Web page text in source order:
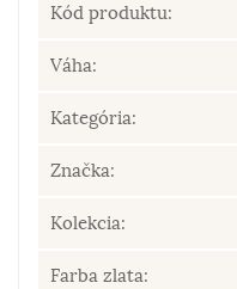
Kód produktu:
Váha:
Kategória:
Značka:
Kolekcia:
Farba zlata: